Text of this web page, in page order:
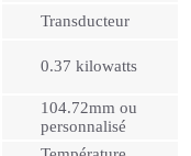
Transducteur
0.37 kilowatts
104.72mm ou
personnalisé